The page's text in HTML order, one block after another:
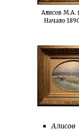
Алисов М.А.
Начало